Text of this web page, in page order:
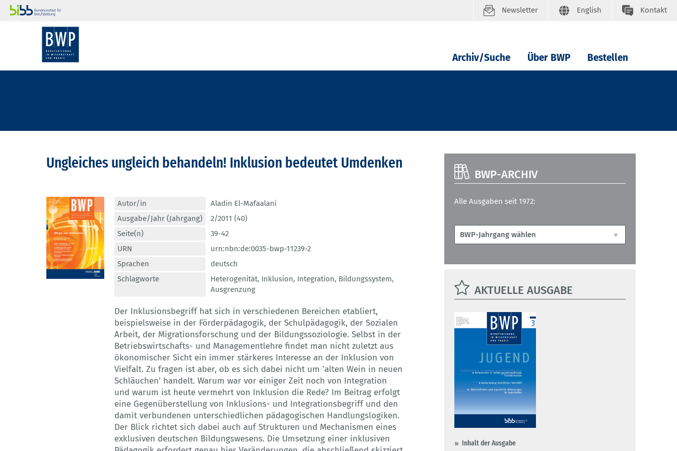
Newsletter English Kontakt
Archiv/Suche Über BWP Bestellen
Ungleiches ungleich behandeln! Inklusion bedeutet Umdenken
Autor/in
Aladin El-Mafaalani
Ausgabe/Jahr (Jahrgang)
2/2011 (40)
Seite(n)
39-42
URN
urn:nbn:de:0035-bwp-11239-2
Sprachen
deutsch
Schlagworte
Heterogenität, Inklusion, Integration, Bildungssystem,
Ausgrenzung
Der Inklusionsbegriff hat sich in verschiedenen Bereichen etabliert,
beispielsweise in der Förderpädagogik, der Schulpädagogik, der Sozialen
Arbeit, der Migrationsforschung und der Bildungssoziologie. Selbst in der
Betriebswirtschafts- und Managementlehre findet man nicht zuletzt aus
ökonomischer Sicht ein immer stärkeres Interesse an der Inklusion von
Vielfalt. Zu fragen ist aber, ob es sich dabei nicht um 'alten Wein in neuen
Schläuchen' handelt. Warum war vor einiger Zeit noch von Integration
und warum ist heute vermehrt von Inklusion die Rede? Im Beitrag erfolgt
eine Gegenüberstellung von Inklusions- und Integrationsbegriff und den
damit verbundenen unterschiedlichen pädagogischen Handlungslogiken.
Der Blick richtet sich dabei auch auf Strukturen und Mechanismen eines
exklusiven deutschen Bildungswesens. Die Umsetzung einer inklusiven
BWP-ARCHIV
Alle Ausgaben seit 1972:
AKTUELLE AUSGABE
Inhalt der Ausgabe